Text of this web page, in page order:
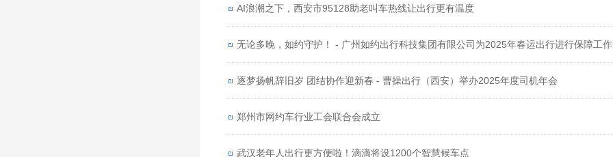
AI浪潮之下，西安市95128助老叫车热线让出行更有温度
无论多晚，如约守护！ - 广州如约出行科技集团有限公司为2025年春运出行进行保障工作
逐梦扬帆辞旧岁 团结协作迎新春 - 曹操出行（西安）举办2025年度司机年会
郑州市网约车行业工会联合会成立
武汉老年人出行更方便啦！滴滴将设1200个智慧候车点